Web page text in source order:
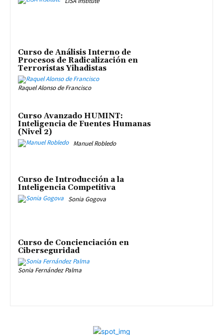
Curso de Análisis Interno de
Procesos de Radicalización en
Terroristas Yihadistas
Raquel Alonso de Francisco
Curso Avanzado HUMINT:
Inteligencia de Fuentes Humanas
(Nivel 2)
Manuel Robledo
Curso de Introducción a la
Inteligencia Competitiva
Sonia Gogova
Curso de Concienciación en
Ciberseguridad
Sonia Fernández Palma